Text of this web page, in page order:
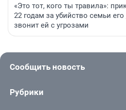
«Это тот, кого ты травила»:
22 годам за убийство семьи
звонит ей с угрозами
Сообщить новость
Рубрики